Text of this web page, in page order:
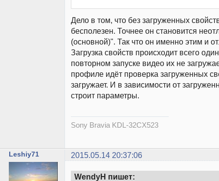
Дело в том, что без загруженных
бесполезен. Точнее он становится
(основной)". Так что он именно этим и
Загрузка свойств происходит всего
повторном запуске видео их не
профиле идёт проверка загруженных
загружает. И в зависимости от
строит параметры.
Sony Bravia KDL-32CX523
Leshiy71 2015.05.14 20:37:06
WendyH пишет: